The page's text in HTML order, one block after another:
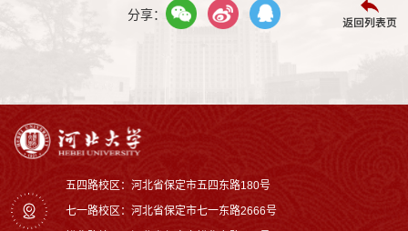
分享： 返回列表页
五四路校区：河北省保定市五四东路180号
七一路校区：‌河北省保定市七一东路2666号